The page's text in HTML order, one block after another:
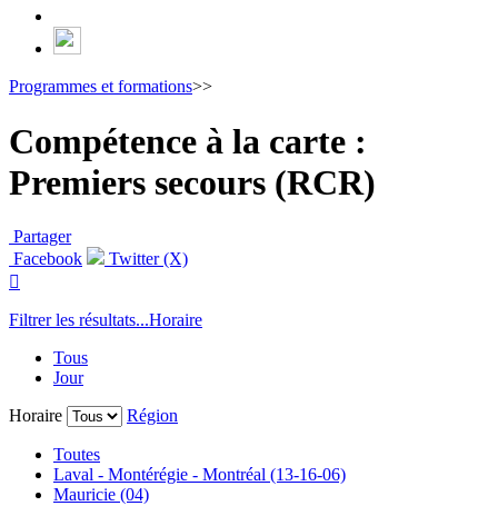
Programmes et formations>>
Compétence à la carte :
Premiers secours (RCR)
Partager
Facebook
Twitter (X)

Filtrer les résultats...Horaire
Tous
Jour
Horaire
Région
Toutes
Laval - Montérégie - Montréal (13-16-06)
Mauricie (04)